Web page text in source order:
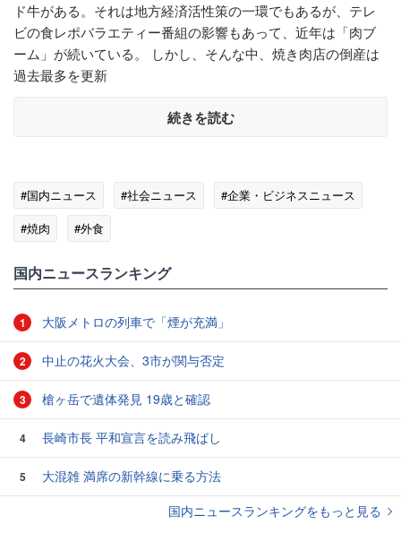
ド牛がある。それは地方経済活性策の一環でもあるが、テレ
ビの食レポバラエティー番組の影響もあって、近年は「肉ブ
ーム」が続いている。 しかし、そんな中、焼き肉店の倒産は
過去最多を更新
続きを読む
#国内ニュース #社会ニュース
#企業・ビジネスニュース
#焼肉
#外食
国内ニュースランキング
1 大阪メトロの列車で「煙が充満」
2 中止の花火大会、3市が関与否定
3 槍ヶ岳で遺体発見 19歳と確認
4 長崎市長 平和宣言を読み飛ばし
5
大混雑 満席の新幹線に乗る方法
国内ニュースランキングをもっと見る